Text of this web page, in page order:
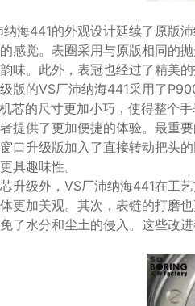
纳海441的外观设计延续了原版
感觉。表圈采用与原版相同的
味。此外，表冠也经过了精美的
版的VS厂沛纳海441采用了
芯的尺寸更加小巧，使得整个
提供了更加便捷的体验。最重
口升级版加入了直接转动把头
具趣味性。
升级外，VS厂沛纳海441在工
更加美观。其次，表链的打磨
了水分和尘土的侵入。这些改